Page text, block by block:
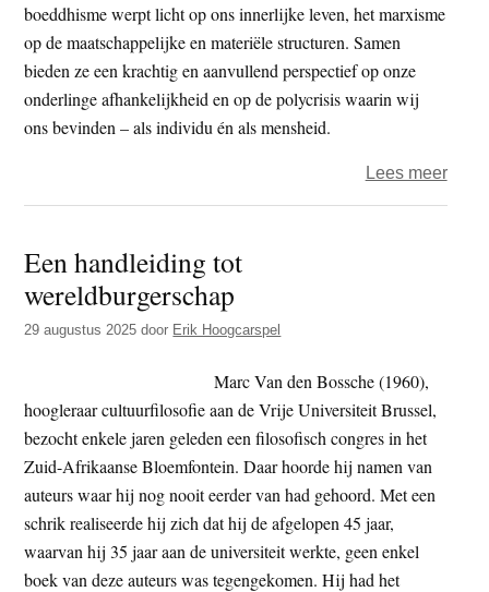
boeddhisme werpt licht op ons innerlijke leven, het marxisme
op de maatschappelijke en materiële structuren. Samen
bieden ze een krachtig en aanvullend perspectief op onze
onderlinge afhankelijkheid en op de polycrisis waarin wij
ons bevinden – als individu én als mensheid.
Lees meerover
Een handleiding tot
wereldburgerschap
29 augustus 2025 door Erik Hoogcarspel
Marc Van den Bossche (1960),
hoogleraar cultuurfilosofie aan de Vrije Universiteit Brussel,
bezocht enkele jaren geleden een filosofisch congres in het
Zuid-Afrikaanse Bloemfontein. Daar hoorde hij namen van
auteurs waar hij nog nooit eerder van had gehoord. Met een
schrik realiseerde hij zich dat hij de afgelopen 45 jaar,
waarvan hij 35 jaar aan de universiteit werkte, geen enkel
boek van deze auteurs was tegengekomen. Hij had het